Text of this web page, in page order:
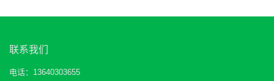
联系我们
电话：13640303655